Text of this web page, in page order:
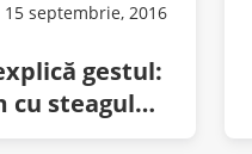
15 septembrie, 2016
gestul:
cu steagul
pâine”